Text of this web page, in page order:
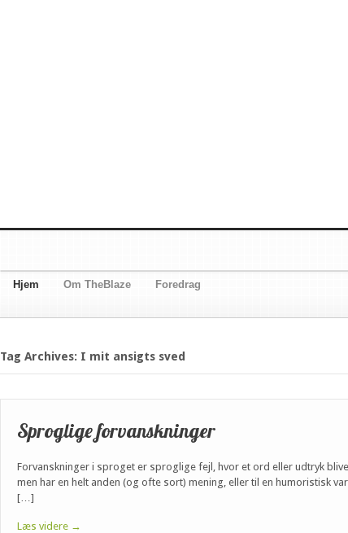
Hjem Om TheBlaze Foredrag
Tag Archives: I mit ansigts sved
Sproglige forvanskninger
Forvanskninger i sproget er sproglige fejl, hvor et ord eller udtryk
men har en helt anden (og ofte sort) mening, eller til en humoristisk
[…]
Læs videre →